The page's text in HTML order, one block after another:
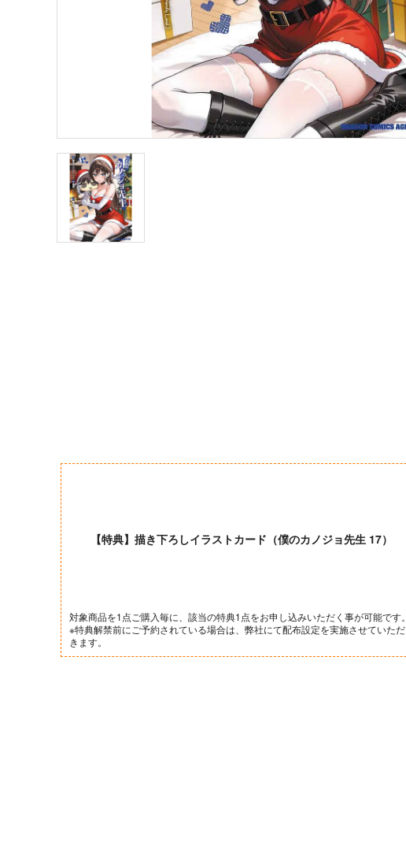
【特典】描き下ろしイラストカード（僕のカノジョ先生 17）
対象商品を1点ご購入毎に、該当の特典1点をお申し込みいただく事が可能です。
※特典解禁前にご予約されている場合は、弊社にて配布設定を実施させていただ
きます。